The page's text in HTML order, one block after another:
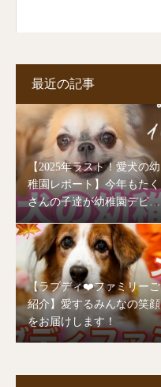
最近の記事
【2025年ラスト！愛犬の幼
稚園レポート】今年もたく
さんの子達が幼稚園デビュ
ーしました🥰
【ラブディ❤️ファミリーご
紹介】愛するみんなの笑顔
をお届けします！